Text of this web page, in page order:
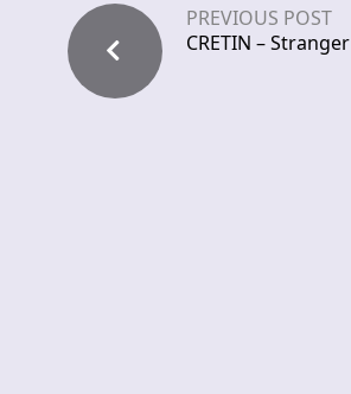
PREVIOUS POST
CRETIN – Stranger